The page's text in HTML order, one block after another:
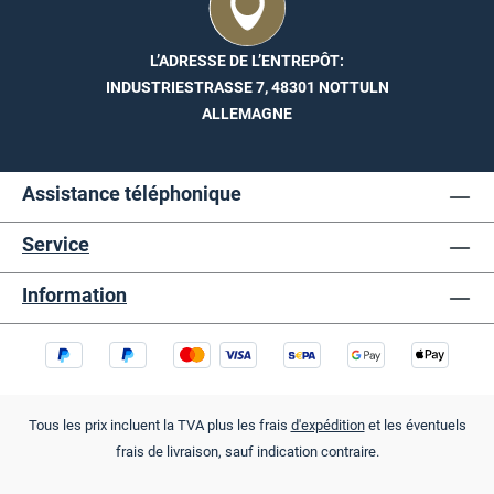
L’ADRESSE DE L’ENTREPÔT:
INDUSTRIESTRASSE 7, 48301 NOTTULN
ALLEMAGNE
Assistance téléphonique
Service
Information
Tous les prix incluent la TVA plus les frais d'expéditionet les éventuels
frais de livraison, sauf indication contraire.